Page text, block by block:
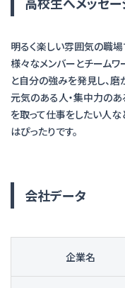
明るく楽しい雰囲気の職
様々なメンバーとチームワ
と自分の強みを発見し、磨
元気のある人・集中力のあ
を取って仕事をしたい人な
はぴったりです。
会社データ
企業名